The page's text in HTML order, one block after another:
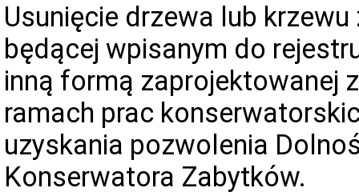
Usunięcie drzewa lub
będącej wpisanym do
inną formą zaprojektowanej
ramach prac
uzyskania pozwolenia
Konserwatora Zabytków.